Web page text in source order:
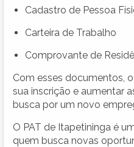
Cadastro de Pessoa
Carteira de Trabalho
Comprovante de
Com esses documentos,
sua inscrição e aumentar
busca por um novo
O PAT de Itapetininga é
quem busca novas